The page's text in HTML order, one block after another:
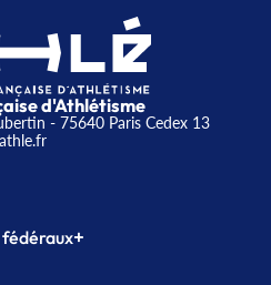
d'Athlétisme
- 75640 Paris Cedex 13
+